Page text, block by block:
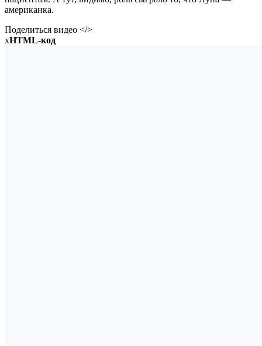
американка.
Поделиться видео </>
xHTML-код